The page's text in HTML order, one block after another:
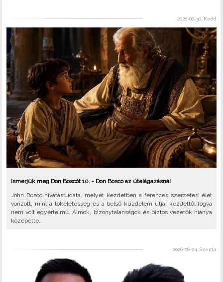
2026-06-30, Kedd
Ismerjük meg Don Boscót 10. - Don Bosco az útelágazásnál
John Bosco hivatástudata, melyet kezdetben a ferences szerzetesi élet
vonzott, mint a tökéletesség és a belső küzdelem útja, kezdettől fogva
nem volt egyértelmű. Álmok, bizonytalanságok és biztos vezetők hiánya
közepette..
2026-06-24, Szerda